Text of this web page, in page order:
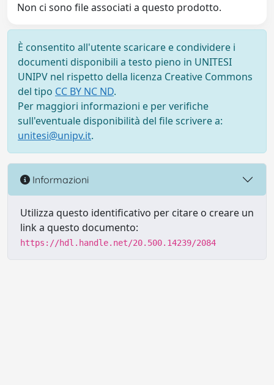
Non ci sono file associati a questo prodotto.
È consentito all'utente scaricare e condividere i
documenti disponibili a testo pieno in UNITESI
UNIPV nel rispetto della licenza Creative Commons
del tipo CC BY NC ND.
Per maggiori informazioni e per verifiche
sull'eventuale disponibilità del file scrivere a:
unitesi@unipv.it.
Informazioni
Utilizza questo identificativo per citare o creare un
link a questo documento:
https://hdl.handle.net/20.500.14239/2084